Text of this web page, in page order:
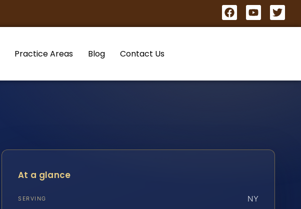
Practice Areas Blog Contact Us
At a glance
SERVING NY